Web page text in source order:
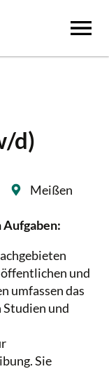
d)
Meißen
und
umfassen das
Studien und
Sie